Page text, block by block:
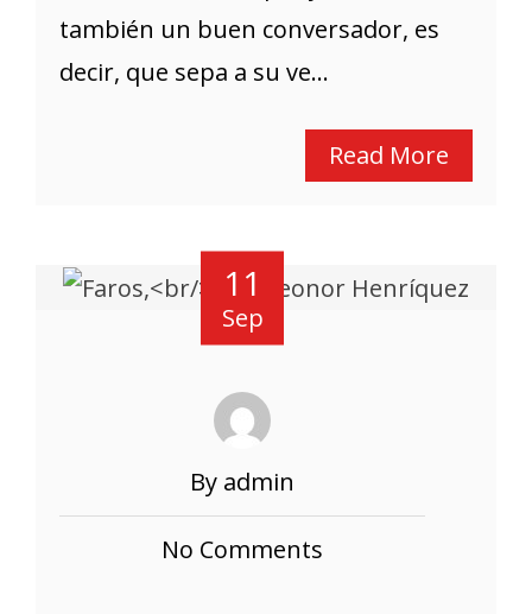
también un buen conversador, es
decir, que sepa a su ve...
Read More
11
Sep
By admin
No Comments